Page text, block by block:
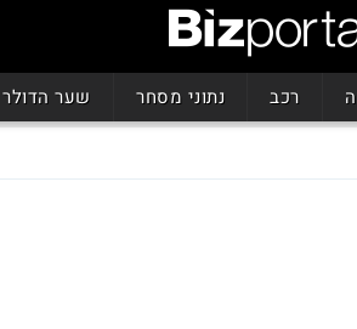
רכב נתוני מסחר שער הדולר